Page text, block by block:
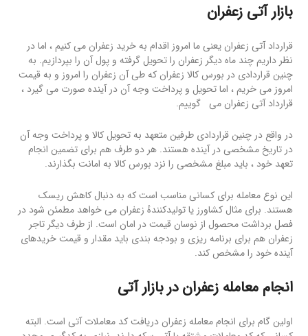
بازار آتی زعفران
قرارداد آتی زعفران یعنی ما امروز اقدام به خرید زعفران می کنیم ، اما در
نظر داریم چند ماه دیگر زعفران را تحویل گرفته و پول آن را بپردازیم. به
چنین قراردادی در بورس کالا زعفران که طی آن زعفران را امروز و به قیمت
امروز می خریم ، اما تحویل و پرداخت وجه آن در آینده صورت می گیرد ،
قرارداد آتی زعفران می گوییم.
در واقع در چنین قراردادی طرفین متعهد به تحویل کالا و پرداخت وجه آن
در تاریخ مشخصی در آینده هستند. هر دو طرف هم برای تضمین انجام
تعهد خود ، باید مبلغ مشخصی را نزد بورس کالا به امانت بگذارند.
این نوع معامله برای کسانی مناسب است که به دنبال کاهش ریسک
هستند. برای مثال کشاورز یا تولیدکنندهٔ زعفران می خواهد مطمئن شود در
فصل برداشت محصول از نوسان قیمت در امان است. از طرف دیگر تاجر
زعفران هم برای برنامه ریزی و بودجه بندی باید مقدار و قیمت خریدهای
آینده خود را مشخص کند.
انجام معامله زعفران در بازار آتی
اولین گام برای انجام معامله زعفران دریافت کد معاملات آتی است. البته